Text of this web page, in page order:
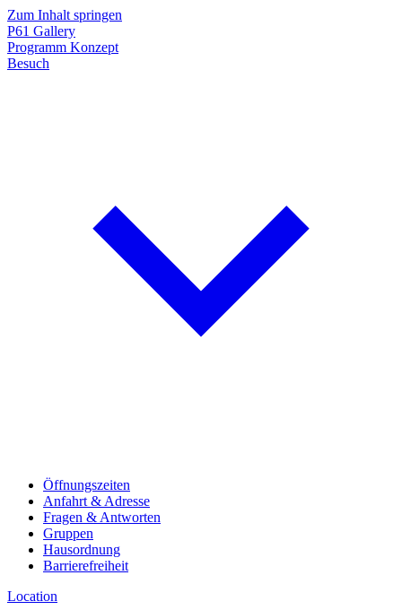
Zum Inhalt springen
P61 Gallery
Programm Konzept
Besuch
Öffnungszeiten
Anfahrt & Adresse
Fragen & Antworten
Gruppen
Hausordnung
Barrierefreiheit
Location